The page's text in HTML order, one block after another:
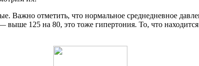
Важно отметить, что нормальное среднедневное
125 на 80, это тоже гипертония. То, что